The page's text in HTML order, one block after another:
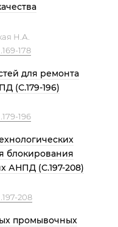
Н.А.
178
для ремонта
(С.179-196)
196
блокирования
АНПД (С.197-208)
208
промывочных